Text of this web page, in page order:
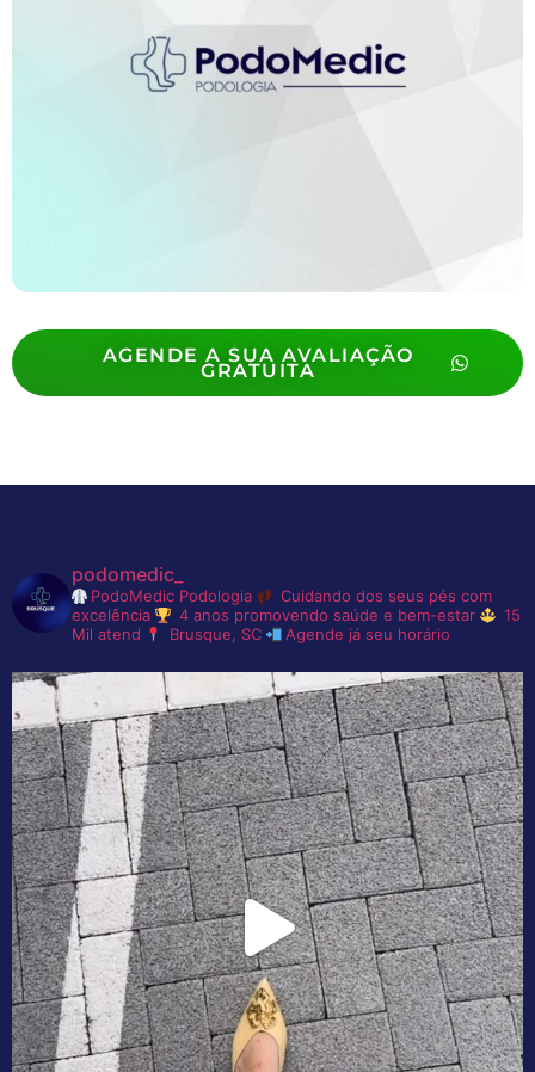
AGENDE A SUA AVALIAÇÃO
GRATUITA
podomedic_
PodoMedic Podologia
Cuidando dos seus pés com
excelência
4 anos promovendo saúde e bem-estar
15
Mil atend
Brusque, SC Agende já seu horário